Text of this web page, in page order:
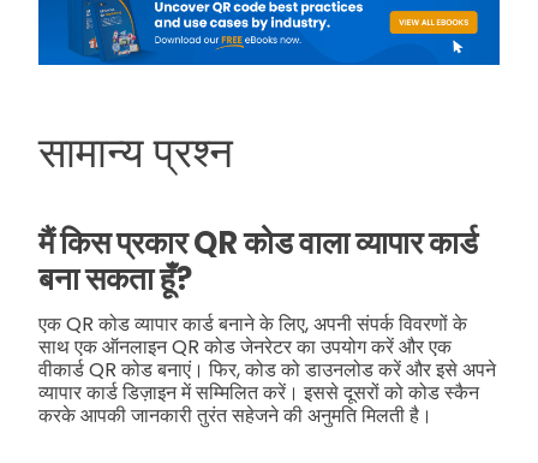
सामान्य प्रश्न
मैं किस प्रकार QR कोड वाला व्यापार कार्ड
बना सकता हूँ?
एक QR कोड व्यापार कार्ड बनाने के लिए, अपनी संपर्क विवरणों के
साथ एक ऑनलाइन QR कोड जेनरेटर का उपयोग करें और एक
वीकार्ड QR कोड बनाएं। फिर, कोड को डाउनलोड करें और इसे अपने
व्यापार कार्ड डिज़ाइन में सम्मिलित करें। इससे दूसरों को कोड स्कैन
करके आपकी जानकारी तुरंत सहेजने की अनुमति मिलती है।